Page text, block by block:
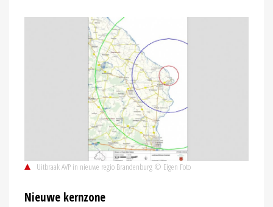
Uitbraak AVP in nieuwe regio Brandenburg © Eigen Foto
Nieuwe kernzone